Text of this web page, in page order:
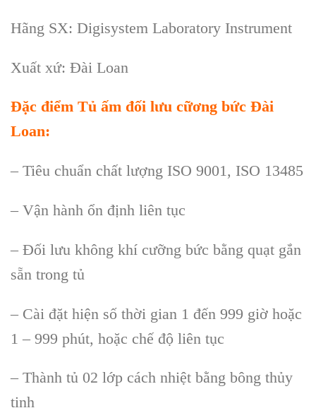
Hãng SX: Digisystem Laboratory Instrument
Xuất xứ: Đài Loan
Đặc điểm Tủ ấm đối lưu cữơng bức Đài
Loan:
– Tiêu chuẩn chất lượng ISO 9001, ISO 13485
– Vận hành ổn định liên tục
– Đối lưu không khí cưỡng bức bằng quạt gắn
sẵn trong tủ
– Cài đặt hiện số thời gian 1 đến 999 giờ hoặc
1 – 999 phút, hoặc chế độ liên tục
– Thành tủ 02 lớp cách nhiệt bằng bông thủy
tinh